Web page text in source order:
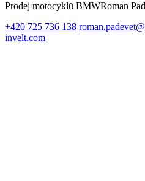
Prodej motocyklů BMWRoman
+420 725 736 138 roman.padevet@
invelt.com